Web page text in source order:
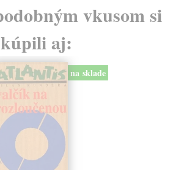
vkusom si
kúpili aj:
na sklade